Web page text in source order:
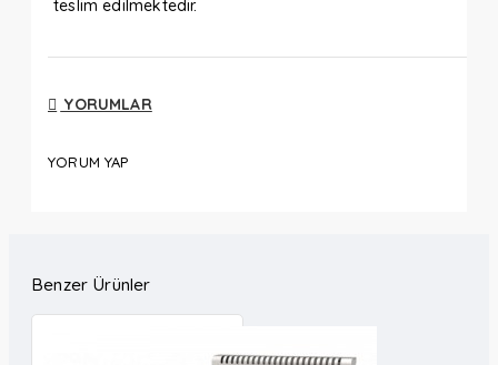
teslim edilmektedir.
YORUMLAR
YORUM YAP
Benzer Ürünler